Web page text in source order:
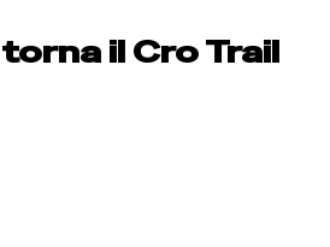
il Cro Trail